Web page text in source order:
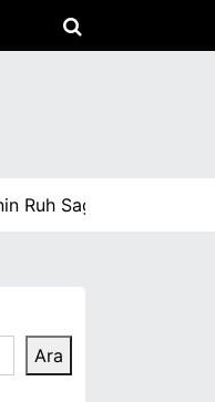
Sagligina Etkisi |
Ara